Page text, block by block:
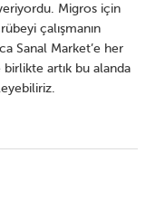
Migros için
çalışmanın
Sanal Market’e her
birlikte artık bu alanda